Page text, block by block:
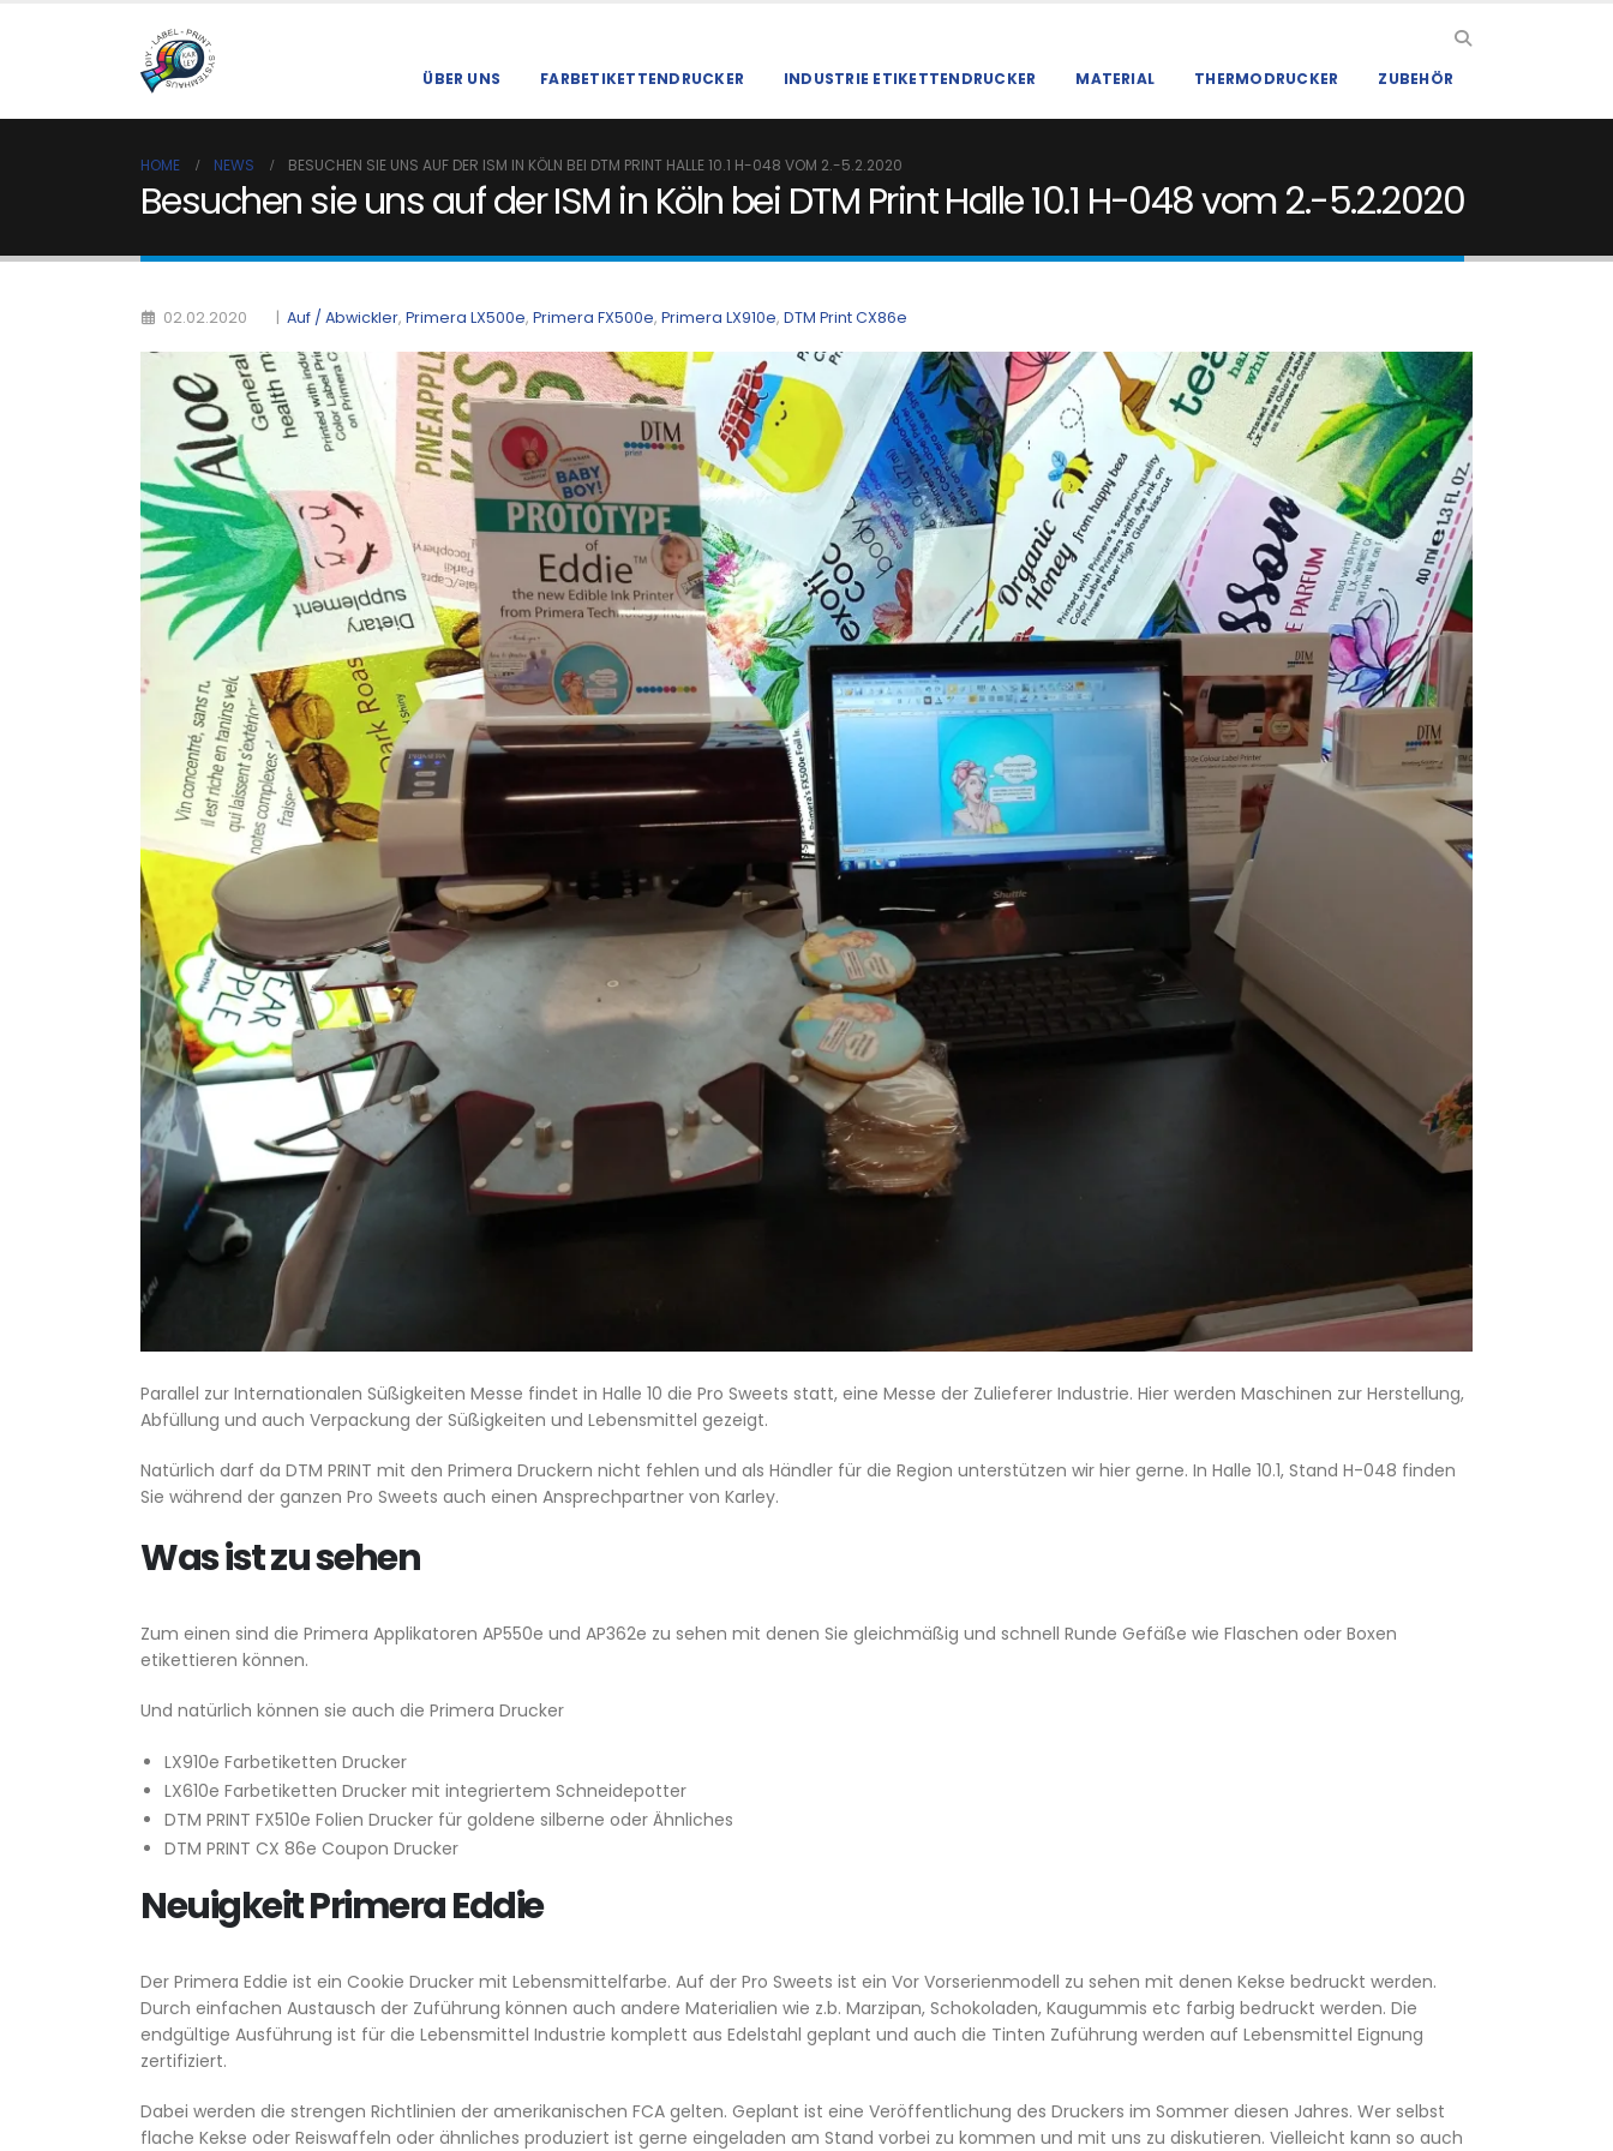
ÜBER UNS FARBETIKETTENDRUCKER INDUSTRIE ETIKETTENDRUCKER MATERIAL THERMODRUCKER ZUBEHÖR
HOME NEWS BESUCHEN SIE UNS AUF DER ISM IN KÖLN BEI DTM PRINT HALLE 10.1 H-048 VOM 2.-5.2.2020
Besuchen sie uns auf der ISM in Köln bei DTM Print Halle 10.1 H-048 vom 2.-5.2.2020
02.02.2020 | Auf / Abwickler, Primera LX500e, Primera FX500e, Primera LX910e, DTM Print CX86e
Parallel zur Internationalen Süßigkeiten Messe findet in Halle 10 die Pro Sweets statt, eine Messe der Zulieferer Industrie. Hier werden Maschinen zur Herstellung,
Abfüllung und auch Verpackung der Süßigkeiten und Lebensmittel gezeigt.
Natürlich darf da DTM PRINT mit den Primera Druckern nicht fehlen und als Händler für die Region unterstützen wir hier gerne. In Halle 10.1, Stand H-048 finden
Sie während der ganzen Pro Sweets auch einen Ansprechpartner von Karley.
Was ist zu sehen
Zum einen sind die Primera Applikatoren AP550e und AP362e zu sehen mit denen Sie gleichmäßig und schnell Runde Gefäße wie Flaschen oder Boxen
etikettieren können.
Und natürlich können sie auch die Primera Drucker
LX910e Farbetiketten Drucker
LX610e Farbetiketten Drucker mit integriertem Schneidepotter
DTM PRINT FX510e Folien Drucker für goldene silberne oder Ähnliches
DTM PRINT CX 86e Coupon Drucker
Neuigkeit Primera Eddie
Der Primera Eddie ist ein Cookie Drucker mit Lebensmittelfarbe. Auf der Pro Sweets ist ein Vor Vorserienmodell zu sehen mit denen Kekse bedruckt werden.
Durch einfachen Austausch der Zuführung können auch andere Materialien wie z.b. Marzipan, Schokoladen, Kaugummis etc farbig bedruckt werden. Die
endgültige Ausführung ist für die Lebensmittel Industrie komplett aus Edelstahl geplant und auch die Tinten Zuführung werden auf Lebensmittel Eignung
zertifiziert.
Dabei werden die strengen Richtlinien der amerikanischen FCA gelten. Geplant ist eine Veröffentlichung des Druckers im Sommer diesen Jahres. Wer selbst
flache Kekse oder Reiswaffeln oder ähnliches produziert ist gerne eingeladen am Stand vorbei zu kommen und mit uns zu diskutieren. Vielleicht kann so auch